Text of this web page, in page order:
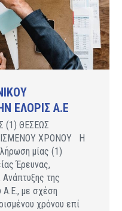
ΕΛΟΡΙΣ Α.Ε
(1) ΘΕΣΕΩΣ
ΧΡΟΝΟΥ Η
μίας (1)
Έρευνας,
Ανάπτυξης της
Α.Ε., με σχέση
χρόνου επί